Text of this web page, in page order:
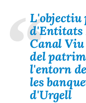
L'objectiu
d'Entitats
Canal Viu
del
l'entorn
les
d'Urgell